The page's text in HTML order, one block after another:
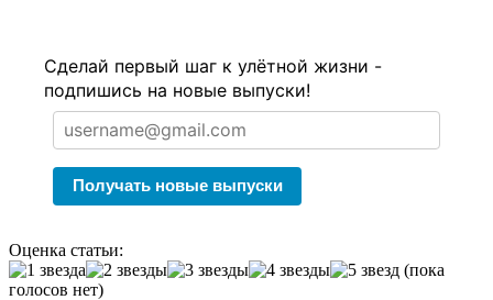
Сделай первый шаг к улётной жизни -
подпишись на новые выпуски!
Получать новые выпуски
Оценка статьи:
(пока
голосов нет)